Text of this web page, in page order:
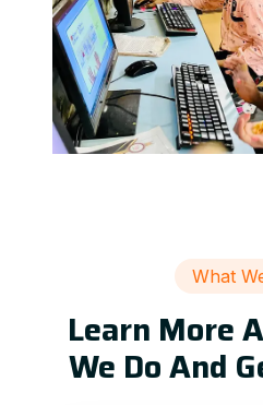
What
Learn More
We Do And